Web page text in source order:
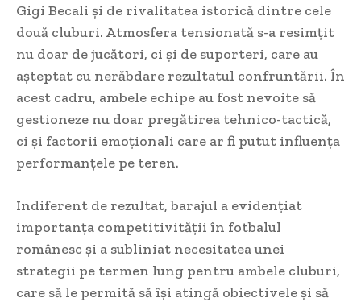
Gigi Becali și de rivalitatea istorică dintre cele
două cluburi. Atmosfera tensionată s-a resimțit
nu doar de jucători, ci și de suporteri, care au
așteptat cu nerăbdare rezultatul confruntării. În
acest cadru, ambele echipe au fost nevoite să
gestioneze nu doar pregătirea tehnico-tactică,
ci și factorii emoționali care ar fi putut influența
performanțele pe teren.
Indiferent de rezultat, barajul a evidențiat
importanța competitivității în fotbalul
românesc și a subliniat necesitatea unei
strategii pe termen lung pentru ambele cluburi,
care să le permită să își atingă obiectivele și să